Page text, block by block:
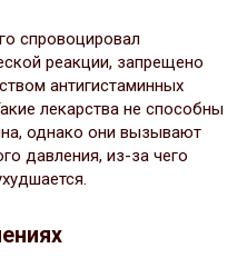
спровоцировал
реакции, запрещено
антигистаминных
лекарства не способны
однако они вызывают
давления, из-за чего